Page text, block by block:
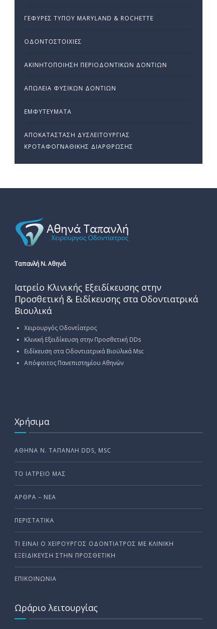
ΓΈΦΥΡΕΣ ΤΎΠΟΥ MARYLAND & ROCHETTE
ΟΔΟΝΤΟΣΤΟΙΧΊΕΣ
ΑΚΙΝΗΤΟΠΟΊΗΣΗ ΠΕΡΙΟΔΟΝΤΙΚΏΝ ΔΟΝΤΙΏΝ
ΑΠΏΛΕΙΑ ΦΥΣΙΚΏΝ ΔΟΝΤΙΏΝ
ΕΜΦΥΤΕΎΜΑΤΑ
ΑΠΟΚΑΤΆΣΤΑΣΗ ΔΥΣΛΕΙΤΟΥΡΓΊΑΣ
ΚΡΟΤΑΦΟΓΝΑΘΙΚΉΣ ΔΙΆΡΘΡΩΣΗΣ
Ταπανλή Ν. Αθηνά
Ιατρείο Κλινικής Εξειδίκευσης στην
Προσθετική & Ειδίκευσης στα Οδοντιατρικά
Βιουλικά
Χειρουργός Οδοντίατρος
Κλινική Εξειδίκευση στην Προσθετική DDs
Ειδίκευση στα Οδοντιατρικά Βιοϋλικά Msc
Απόφοιτος Πανεπιστημίου Αθηνών
Χρήσιμα
ΑΘΗΝΆ Ν. ΤΑΠΑΝΛΉ DDS, MSC
ΤΟ ΙΑΤΡΕΊΟ ΜΑΣ
ΆΡΘΡΑ – ΝΈΑ
ΠΕΡΙΣΤΑΤΙΚΆ
ΤΙ ΕΊΝΑΙ Ο ΧΕΙΡΟΎΡΓΟΣ ΟΔΟΝΤΊΑΤΡΟΣ ΜΕ ΚΛΙΝΙΚΉ
ΕΞΕΙΔΊΚΕΥΣΗ ΣΤΗΝ ΠΡΟΣΘΕΤΙΚΉ
ΕΠΙΚΟΙΝΩΝΊΑ
Ωράριο λειτουργίας